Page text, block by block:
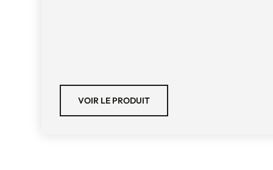
VOIR LE PRODUIT